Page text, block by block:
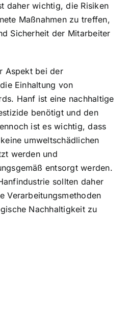
daher wichtig, die Risiken
Maßnahmen zu treffen,
Sicherheit der Mitarbeiter
Aspekt bei der
Einhaltung von
Hanf ist eine nachhaltige
benötigt und den
ist es wichtig, dass
umweltschädlichen
werden und
entsorgt werden.
sollten daher
Verarbeitungsmethoden
Nachhaltigkeit zu